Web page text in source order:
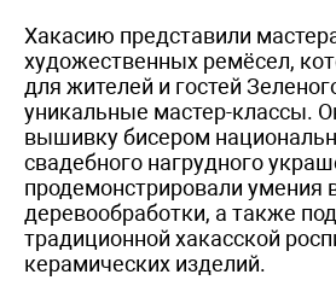
Хакасию представили
художественных ремёсел,
для жителей и гостей
уникальные мастер-классы.
вышивку бисером
свадебного нагрудного
продемонстрировали умения
деревообработки, а также
традиционной хакасской
керамических изделий.